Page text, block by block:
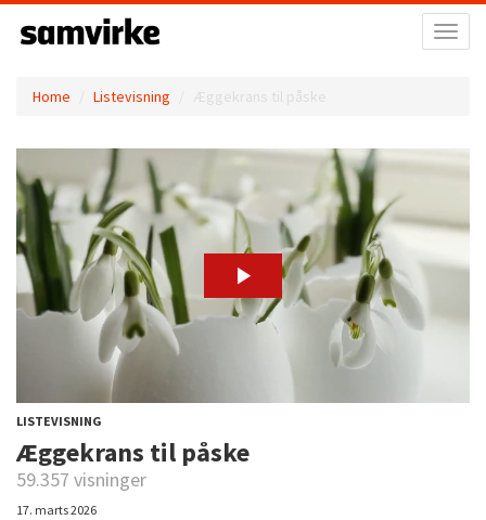
Home Listevisning Æggekrans til påske
LISTEVISNING
Æggekrans til påske
59.357 visninger
17. marts 2026